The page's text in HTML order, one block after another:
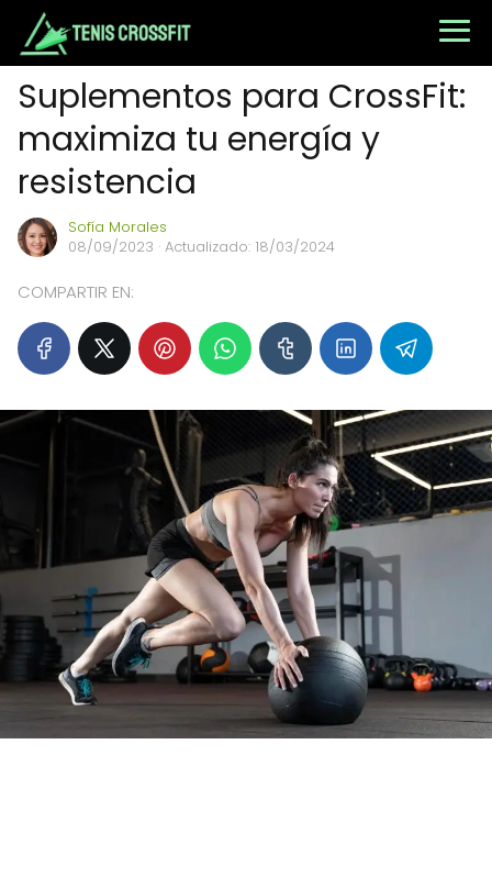
Suplementos para CrossFit:
maximiza tu energía y
resistencia
Sofía Morales
08/09/2023 · Actualizado: 18/03/2024
COMPARTIR EN: